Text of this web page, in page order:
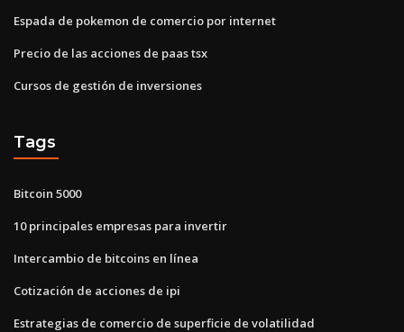
Espada de pokemon de comercio por internet
Precio de las acciones de paas tsx
Cursos de gestión de inversiones
Tags
Bitcoin 5000
10 principales empresas para invertir
Intercambio de bitcoins en línea
Cotización de acciones de ipi
Estrategias de comercio de superficie de volatilidad